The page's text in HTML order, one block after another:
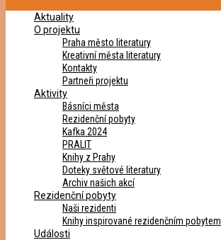
Aktuality
O projektu
Praha město literatury
Kreativní města literatury
Kontakty
Partneři projektu
Aktivity
Básníci města
Rezidenční pobyty
Kafka 2024
PRALIT
Knihy z Prahy
Doteky světové literatury
Archiv našich akcí
Rezidenční pobyty
Naši rezidenti
Knihy inspirované rezidenčním pobytem
Události